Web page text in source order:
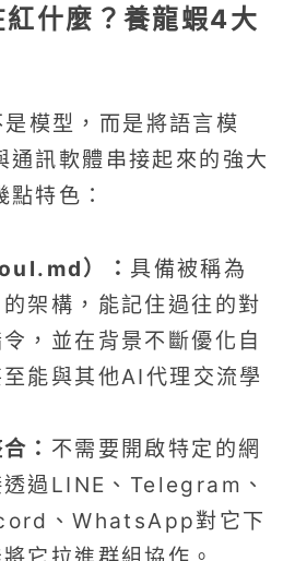
什麼？養龍蝦4大
模型，而是將語言模
通訊軟體串接起來的強大
特色：
）： 具備被稱為
的架構，能記住過往的對
，並在背景不斷優化自
能與其他AI代理交流學
： 不需要開啟特定的網
透過LINE、Telegram、
、WhatsApp對它下